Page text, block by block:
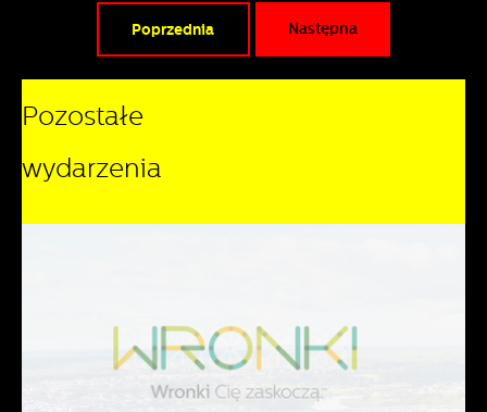
Poprzednia Następna
Pozostałe
wydarzenia